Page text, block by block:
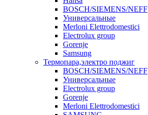
BOSCH/SIEMENS/NEFF
Универсальные
Merloni Elettrodomestici
Electrolux group
Gorenje
Samsung
Термопара,электро поджиг
BOSCH/SIEMENS/NEFF
Универсальные
Electrolux group
Gorenje
Merloni Elettrodomestici